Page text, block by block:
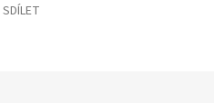
SDÍLET